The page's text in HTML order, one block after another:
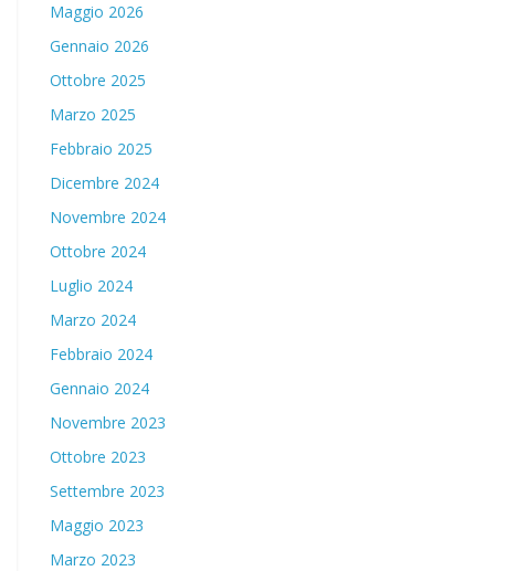
Maggio 2026
Gennaio 2026
Ottobre 2025
Marzo 2025
Febbraio 2025
Dicembre 2024
Novembre 2024
Ottobre 2024
Luglio 2024
Marzo 2024
Febbraio 2024
Gennaio 2024
Novembre 2023
Ottobre 2023
Settembre 2023
Maggio 2023
Marzo 2023